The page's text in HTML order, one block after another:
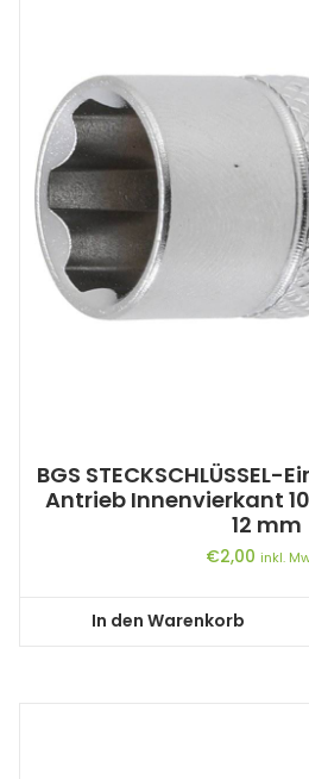
BGS STECKSCHLÜSSEL-
Antrieb Innenvierkant
12 mm
€2,00 inkl.
In den Warenkorb